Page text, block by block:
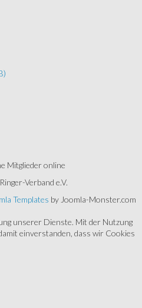
Mitglieder online
Verband e.V.
Templates by Joomla-Monster.com
unserer Dienste. Mit der Nutzung
einverstanden, dass wir Cookies